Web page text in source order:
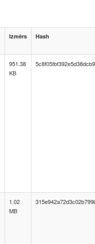
Izmērs Hash
951.38
KB
1.02
MB